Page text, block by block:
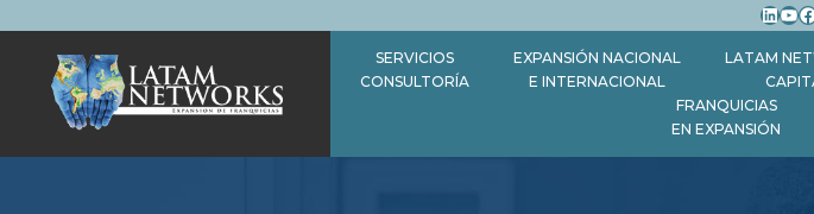
contenido
SERVICIOS
CONSULTORÍA
EXPANSIÓN NACIONAL
E INTERNACIONAL
LATAM
FRANQUICIAS
EN EXPANSIÓN